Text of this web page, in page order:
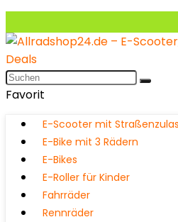
Favorit
E-Scooter mit
E-Bike mit 3 Rädern
E-Bikes
E-Roller für Kinder
Fahrräder
Rennräder